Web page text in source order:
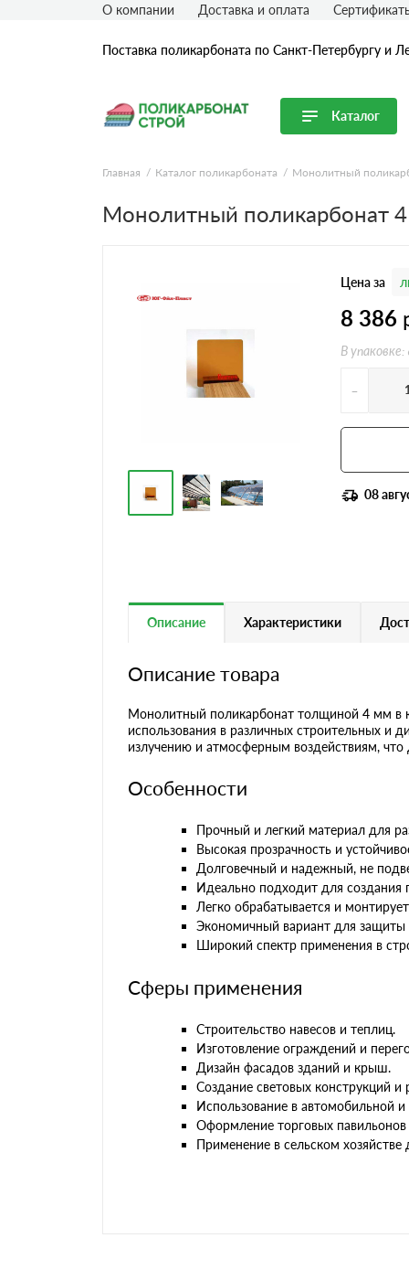
Поставка поликарбоната по Санкт-Петербургу и
Каталог
Перейти в каталог
Продуктовые линейки
О компании Доставка и оплата
Главная Каталог поликарбоната Монолитный
Монолитный поликарбонат
Цена за
8 386
В
-
08
Описание Характеристики
Описание товара
Монолитный поликарбонат толщиной 4 мм в
использования в различных строительных и
излучению и атмосферным воздействиям,
Особенности
Прочный и легкий материал для
Высокая прозрачность и
Долговечный и надежный, не
Идеально подходит для создания
Легко обрабатывается и
Экономичный вариант для защиты
Широкий спектр применения в
Сферы применения
Строительство навесов и теплиц.
Изготовление ограждений и
Дизайн фасадов зданий и крыш.
Создание световых конструкций
Использование в автомобильной
Оформление торговых павильонов
Применение в сельском хозяйстве